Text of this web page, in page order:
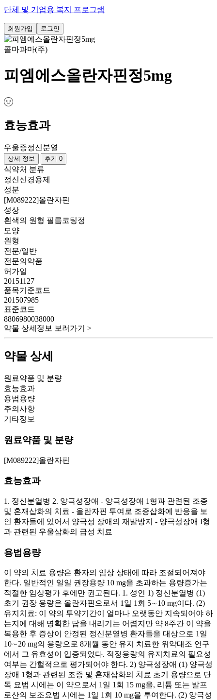
단체 및 기업용 복지 프로그램
회원가입 로그인
콜마파마(주)
피엠에스올란자핀정5mg
효능효과
우울증정신분열
상세 정보 후기 0
식약처 분류
정신신경용제
성분
[M089222]올란자핀
성상
흰색의 원형 필름코팅정
모양
원형
전문/일반
전문의약품
허가일
20151127
품목기준코드
201507985
표준코드
8806980038000
약물 상세정보 보러가기 >
약물 상세
원료약품 및 분량
효능효과
용법용량
주의사항
기타정보
원료약품 및 분량
[M089222]올란자핀
효능효과
1. 정신분열병 2. 양극성장애 - 양극성장애 1형과 관련된 조증
및 혼재삽화의 치료 - 올란자핀 투여로 조증삽화에 반응을 보
인 환자들에 있어서 양극성 장애의 재발방지 - 양극성장애 I형
과 관련된 우울삽화의 급성 치료
용법용량
이 약의 치료 용량은 환자의 임상 상태에 따라 조절되어져야
한다. 일반적인 일일 권장용량 10 mg을 초과하는 용량증가는
적절한 임상평가 후에만 권고된다. 1. 성인 1) 정신분열병 (1)
초기 권장 용량은 올란자핀으로서 1일 1회 5∼10 mg이다. (2)
유지치료: 이 약의 투약기간이 얼마나 오랫동안 지속되어야 하
는지에 대해 명확한 답을 내리기는 어렵지만 약 8주간 이 약을
복용한 후 증상이 안정된 정신분열병 환자들을 대상으로 1일
10∼20 mg의 용량으로 8개월 동안 유지 치료한 위약대조 연구
에서 그 유효성이 입증되었다. 적정용량의 유지치료의 필요성
여부는 간헐적으로 평가되어야 한다. 2) 양극성장애 (1) 양극성
장애 1형과 관련된 조증 및 혼재삽화의 치료 초기 용량으로 단
독 요법 시에는 이 약으로서 1일 1회 15 mg을, 리튬 또는 발프
로산의 보조요법 시에는 1일 1회 10 mg을 투여한다. (2) 양극성